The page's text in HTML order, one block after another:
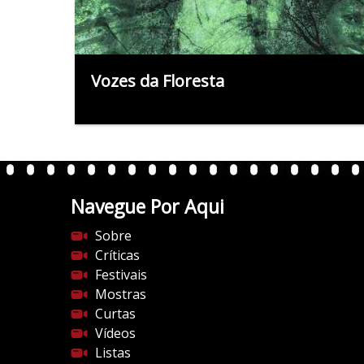
Vozes da Floresta
Navegue Por Aqui
Sobre
Críticas
Festivais
Mostras
Curtas
Vídeos
Listas